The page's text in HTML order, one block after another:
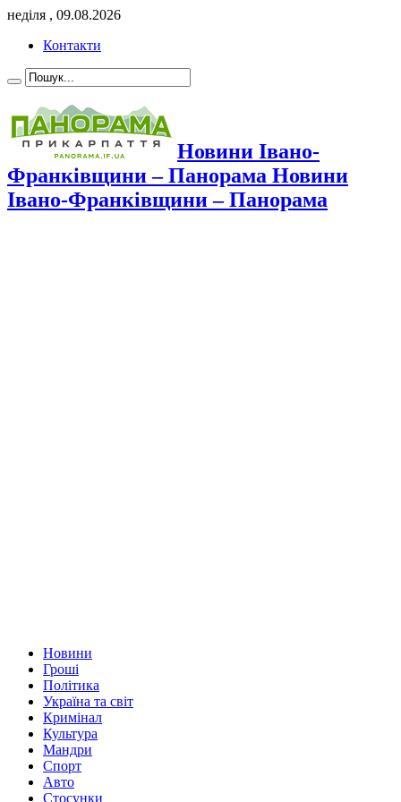
неділя , 09.08.2026
Контакти
Новини Івано-
Франківщини – Панорама Новини
Івано-Франківщини – Панорама
Новини
Гроші
Політика
Україна та світ
Кримінал
Культура
Мандри
Спорт
Авто
Стосунки